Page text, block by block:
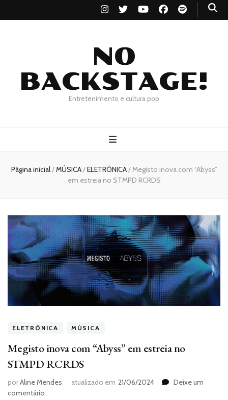
NO
BACKSTAGE!
Entretenimento e cultura pop
Página inicial/MÚSICA/ELETRÔNICA/Megisto inova com “Abyss”
em estreia no STMPD RCRDS
ELETRÔNICA MÚSICA
Megisto inova com “Abyss” em estreia no
STMPD RCRDS
porAline Mendes atualizado em 21/06/2024
Deixe um
comentário